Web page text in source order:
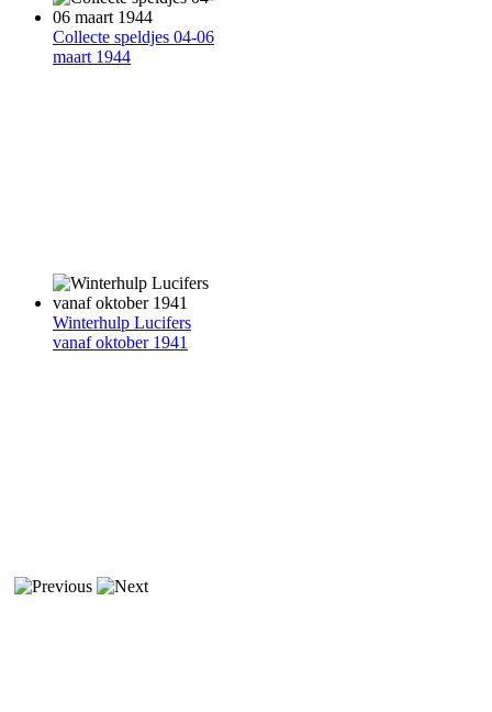
Collecte speldjes 04-06
maart 1944
Winterhulp Lucifers
vanaf oktober 1941